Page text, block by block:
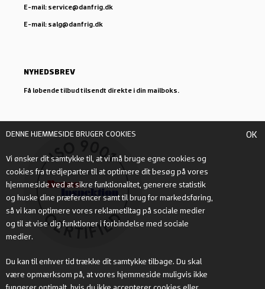
E-mail: service@danfrig.dk
E-mail: salg@danfrig.dk
NYHEDSBREV
Få løbende tilbud tilsendt direkte i din mailboks.
DENNE HJEMMESIDE BRUGER COOKIES
Vi ønsker dit samtykke til, at vi må bruge egne cookies og
cookies fra tredjeparter til at optimere dit besøg på vores
hjemmeside ved at sikre funktionalitet, generere statistik
og huske dine præferencer samt til brug for markedsføring,
så vi kan optimere vores reklametiltag på sociale medier
og til at vise dig funktioner i forbindelse med sociale
medier.
Du kan til enhver tid trække dit samtykke tilbage. Du skal
være opmærksom på, at vores hjemmeside muligvis ikke
OK